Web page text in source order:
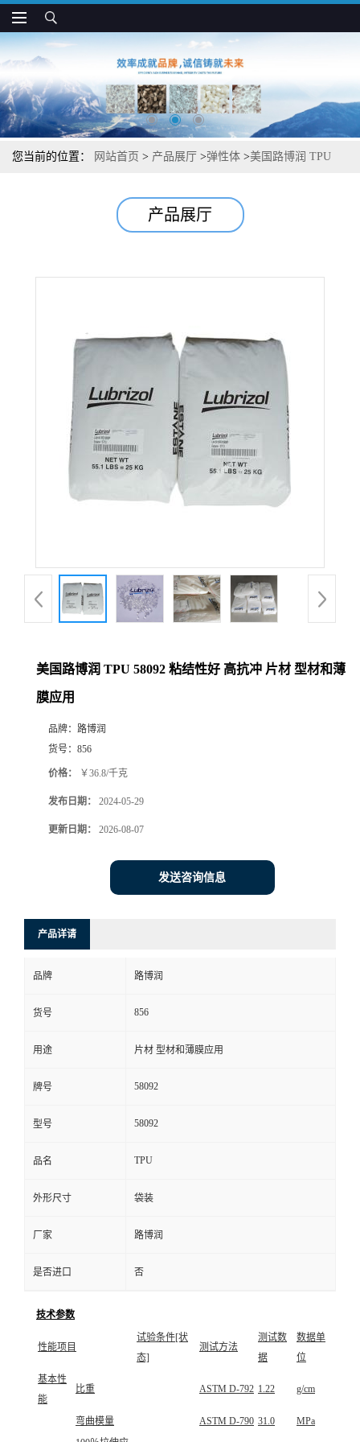
您当前的位置： 网站首页 > 产品展厅 >弹性体 >美国路博润 TPU
产品展厅
美国路博润 TPU 58092 粘结性好 高抗冲 片材 型材和薄
膜应用
品牌： 路博润
货号： 856
价格： ￥36.8/千克
发布日期： 2024-05-29
更新日期： 2026-08-07
发送咨询信息
产品详请
品牌 路博润
货号 856
用途 片材 型材和薄膜应用
牌号 58092
型号 58092
品名 TPU
外形尺寸 袋装
厂家 路博润
是否进口 否
技术参数
性能项目
试验条件[状
态]
测试方法
测试数
据
数据单
位
基本性
能
比重 ASTM D-792 1.22 g/cm
弯曲模量 ASTM D-790 31.0
MPa